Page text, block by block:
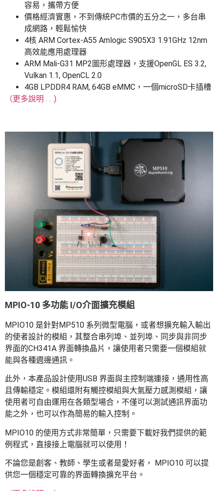
容易，攜帶方便
價格經濟實惠，不到傳統PC市價的五分之一，多台串
成網路，輕鬆愉快
4核 ARM Cortex-A55 Amlogic S905X3 1.91GHz 12nm
高效能應用處理器
ARM Mali-G31 MP2圖形處理器，支援OpenGL ES 3.2,
Vulkan 1.1, OpenCL 2.0
4GB LPDDR4 RAM, 64GB eMMC，一個microSD卡插槽
（更多說明 . . .)
MPIO-10 多功能 I/O介面擴充模組
MPIO10 是針對MP510 系列微型電腦，或者想擴充輸入輸出
的使者設計的模組，其整合串列埠、並列埠、同步與非同步
界面的CH341A 界面轉換晶片，讓使用者只需要一個模組就
能與各種週邊通訊。
此外，本產品設計使用USB 界面與主控制端連接，通用性高
且傳輸穩定。模組還附有觸控模組與大氣壓力感測模組，讓
使用者可自由運用在各類型場合，不僅可以測試通訊界面功
能之外，也可以作為簡易的輸入控制。
MPIO10 的使用方式非常簡單，只需要下載好我們提供的範
例程式，直接接上電腦就可以使用！
不論您是創客、教師、學生或者是愛好者， MPIO10 可以提
供您一個穩定可靠的界面轉換擴充平台。